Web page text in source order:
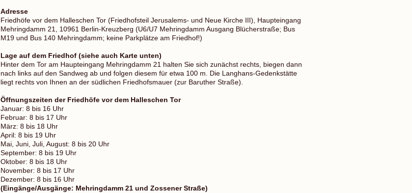
Adresse
Friedhöfe vor dem Halleschen Tor (Friedhofsteil Jerusalems- und Neue Kirche III), Haupteingang
Mehringdamm 21, 10961 Berlin-Kreuzberg (U6/U7 Mehringdamm Ausgang Blücherstraße; Bus
M19 und Bus 140 Mehringdamm; keine Parkplätze am Friedhof!)
Lage auf dem Friedhof (siehe auch Karte unten)
Hinter dem Tor am Haupteingang Mehringdamm 21 halten Sie sich zunächst rechts, biegen dann
nach links auf den Sandweg ab und folgen diesem für etwa 100 m. Die Langhans-Gedenkstätte
liegt rechts von Ihnen an der südlichen Friedhofsmauer (zur Baruther Straße).
Öffnungszeiten der Friedhöfe vor dem Halleschen Tor
Januar: 8 bis 16 Uhr
Februar: 8 bis 17 Uhr
März: 8 bis 18 Uhr
April: 8 bis 19 Uhr
Mai, Juni, Juli, August: 8 bis 20 Uhr
September: 8 bis 19 Uhr
Oktober: 8 bis 18 Uhr
November: 8 bis 17 Uhr
Dezember: 8 bis 16 Uhr
(Eingänge/Ausgänge: Mehringdamm 21 und Zossener Straße)